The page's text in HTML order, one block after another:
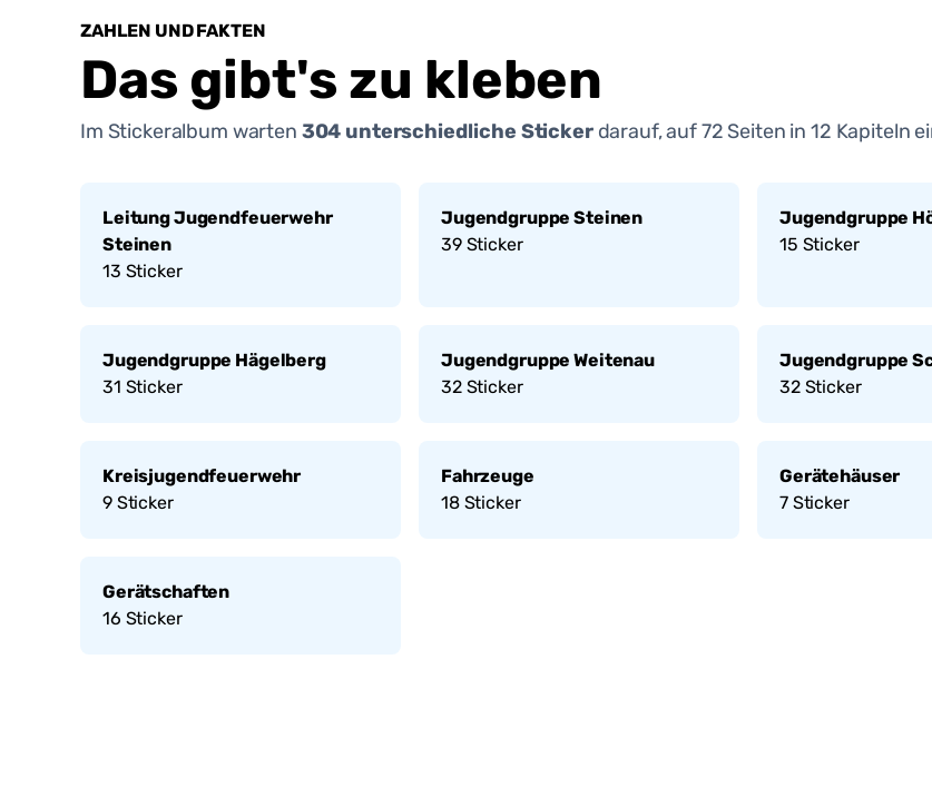
ZAHLEN UND FAKTEN
Das gibt's zu kleben
Im Stickeralbum warten 304 unterschiedliche Sticker darauf, auf72 Seiten in 12 Kapiteln
Leitung Jugendfeuerwehr
Steinen
13 Sticker
Jugendgruppe Steinen
39Sticker
Jugendgruppe
15 Sticker
Jugendgruppe Hägelberg
31 Sticker
Jugendgruppe Weitenau
32Sticker
Jugendgruppe
32Sticker
Kreisjugendfeuerwehr
9Sticker
Fahrzeuge
18Sticker
Gerätehäuser
7Sticker
Gerätschaften
16 Sticker